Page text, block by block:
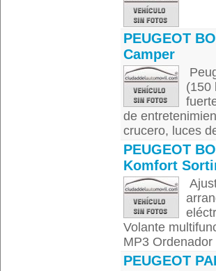
PEUGEOT
Camper
(150
de
crucero, luces
PEUGEOT
Komfort
Volante
MP3
PEUGEOT